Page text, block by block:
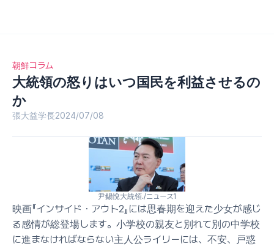
朝鮮コラム
大統領の怒りはいつ国民を利益させるの
か
張大益学長2024/07/08
尹錫悅大統領./ニュース1
映画『インサイド・アウト2』には思春期を迎えた少女が感じ
る感情が総登場します。小学校の親友と別れて別の中学校
に進まなければならない主人公ライリーには、不安、戸惑